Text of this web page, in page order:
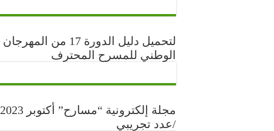
لتحميل دليل الدورة 17 من المهرجان
الوطني للمسرح المحترف
مجلة إلكترونية “مسارح” أكتوبر 2023
/عدد تجريبي